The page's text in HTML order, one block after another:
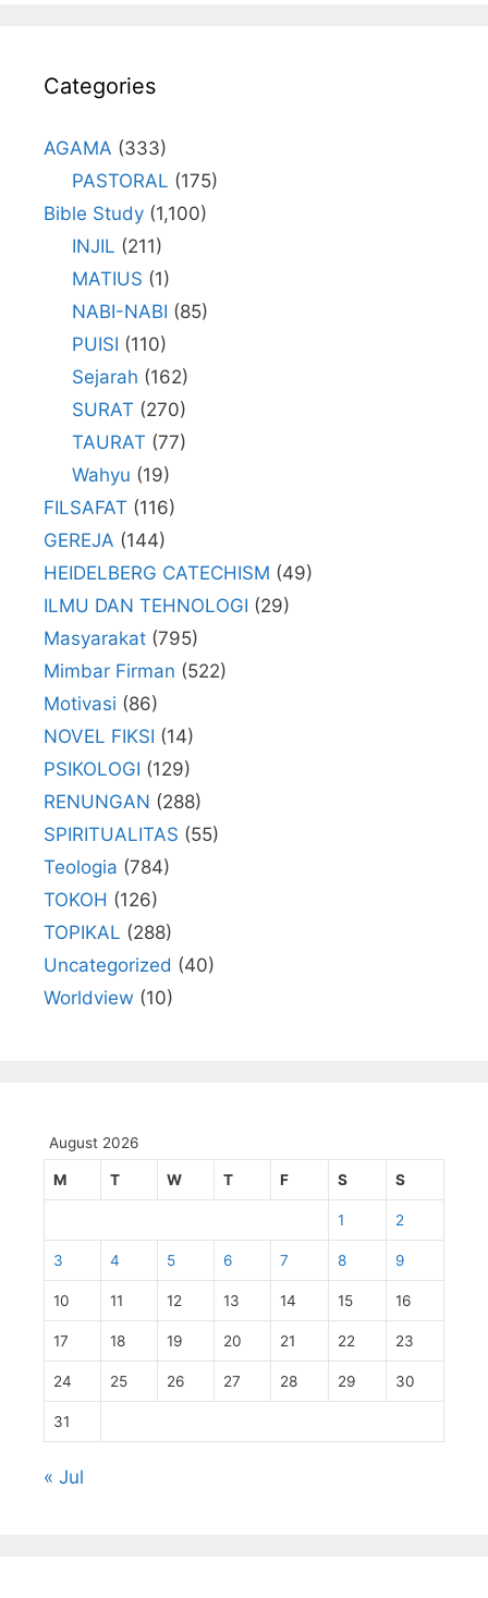
Categories
AGAMA (333)
PASTORAL (175)
Bible Study (1,100)
INJIL (211)
MATIUS (1)
NABI-NABI (85)
PUISI (110)
Sejarah (162)
SURAT (270)
TAURAT (77)
Wahyu (19)
FILSAFAT (116)
GEREJA (144)
HEIDELBERG CATECHISM (49)
ILMU DAN TEHNOLOGI (29)
Masyarakat (795)
Mimbar Firman (522)
Motivasi (86)
NOVEL FIKSI (14)
PSIKOLOGI (129)
RENUNGAN (288)
SPIRITUALITAS (55)
Teologia (784)
TOKOH (126)
TOPIKAL (288)
Uncategorized (40)
Worldview (10)
August 2026
M T W T F S S
1 2
3 4 5 6 7 8 9
10 11 12 13 14 15 16
17 18 19 20 21 22 23
24 25 26 27 28 29 30
31
« Jul